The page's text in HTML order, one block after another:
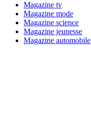
Magazine tv
Magazine mode
Magazine science
Magazine jeunesse
Magazine automobile